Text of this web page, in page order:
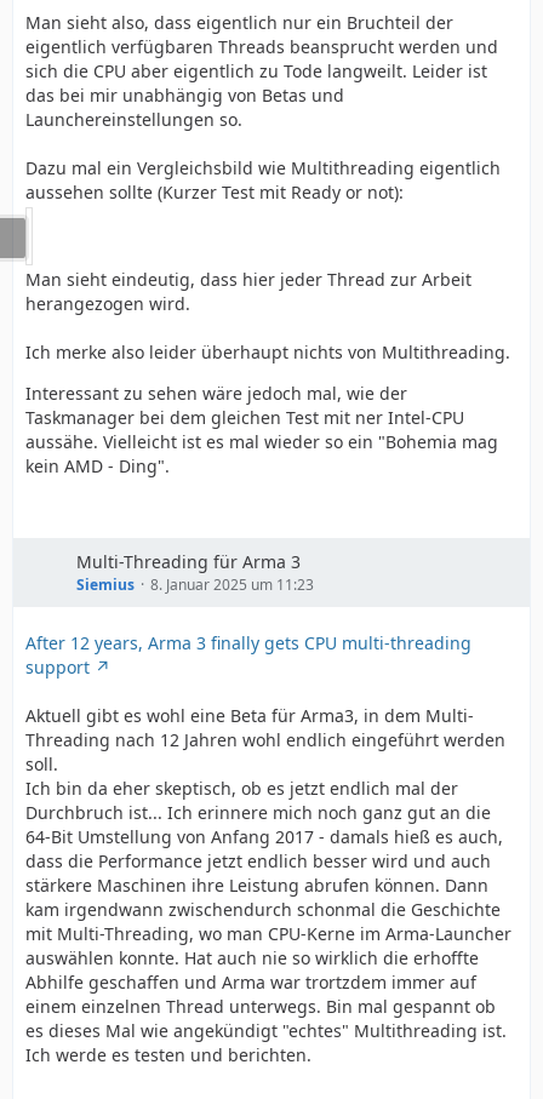
Man sieht also, dass eigentlich nur ein Bruchteil der
eigentlich verfügbaren Threads beansprucht werden und
sich die CPU aber eigentlich zu Tode langweilt. Leider ist
das bei mir unabhängig von Betas und
Launchereinstellungen so.
Dazu mal ein Vergleichsbild wie Multithreading eigentlich
aussehen sollte (Kurzer Test mit Ready or not):
Man sieht eindeutig, dass hier jeder Thread zur Arbeit
herangezogen wird.
Ich merke also leider überhaupt nichts von Multithreading.
Interessant zu sehen wäre jedoch mal, wie der
Taskmanager bei dem gleichen Test mit ner Intel-CPU
aussähe. Vielleicht ist es mal wieder so ein "Bohemia mag
kein AMD - Ding".
Multi-Threading für Arma 3
Siemius 8. Januar 2025 um 11:23
After 12 years, Arma 3 finally gets CPU multi-threading
support
Aktuell gibt es wohl eine Beta für Arma3, in dem Multi-
Threading nach 12 Jahren wohl endlich eingeführt werden
soll.
Ich bin da eher skeptisch, ob es jetzt endlich mal der
Durchbruch ist... Ich erinnere mich noch ganz gut an die
64-Bit Umstellung von Anfang 2017 - damals hieß es auch,
dass die Performance jetzt endlich besser wird und auch
stärkere Maschinen ihre Leistung abrufen können. Dann
kam irgendwann zwischendurch schonmal die Geschichte
mit Multi-Threading, wo man CPU-Kerne im Arma-Launcher
auswählen konnte. Hat auch nie so wirklich die erhoffte
Abhilfe geschaffen und Arma war trortzdem immer auf
einem einzelnen Thread unterwegs. Bin mal gespannt ob
es dieses Mal wie angekündigt "echtes" Multithreading ist.
Ich werde es testen und berichten.